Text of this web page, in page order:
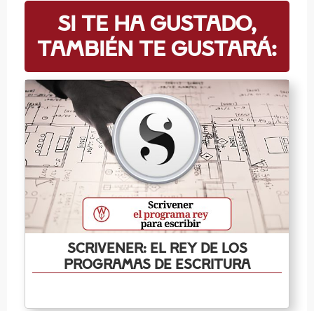
Si te ha gustado,
también te gustará:
Scrivener: el rey de los
programas de escritura